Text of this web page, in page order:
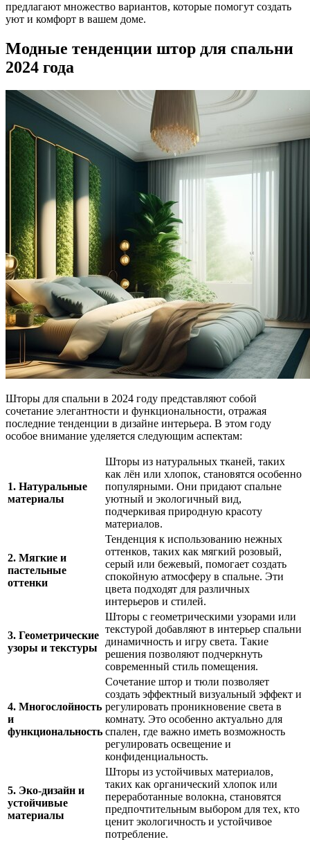
предлагают множество вариантов, которые помогут создать
уют и комфорт в вашем доме.
Модные тенденции штор для спальни
2024 года
Шторы для спальни в 2024 году представляют собой
сочетание элегантности и функциональности, отражая
последние тенденции в дизайне интерьера. В этом году
особое внимание уделяется следующим аспектам:
1. Натуральные
материалы
Шторы из натуральных тканей, таких
как лён или хлопок, становятся особенно
популярными. Они придают спальне
уютный и экологичный вид,
подчеркивая природную красоту
материалов.
2. Мягкие и
пастельные
оттенки
Тенденция к использованию нежных
оттенков, таких как мягкий розовый,
серый или бежевый, помогает создать
спокойную атмосферу в спальне. Эти
цвета подходят для различных
интерьеров и стилей.
3. Геометрические
узоры и текстуры
Шторы с геометрическими узорами или
текстурой добавляют в интерьер спальни
динамичность и игру света. Такие
решения позволяют подчеркнуть
современный стиль помещения.
4. Многослойность
и
функциональность
Сочетание штор и тюли позволяет
создать эффектный визуальный эффект и
регулировать проникновение света в
комнату. Это особенно актуально для
спален, где важно иметь возможность
регулировать освещение и
конфиденциальность.
5. Эко-дизайн и
устойчивые
материалы
Шторы из устойчивых материалов,
таких как органический хлопок или
переработанные волокна, становятся
предпочтительным выбором для тех, кто
ценит экологичность и устойчивое
потребление.